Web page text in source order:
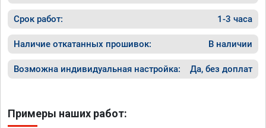
Срок работ: 1-3 часа
Наличие откатанных прошивок: В наличии
Возможна индивидуальная настройка: Да, без доплат
Примеры наших работ: